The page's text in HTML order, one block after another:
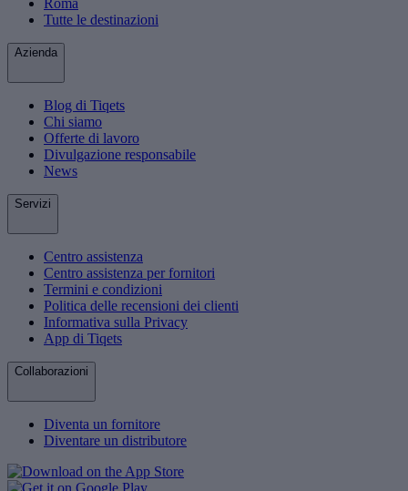
Tutte le destinazioni
Azienda
Blog di Tiqets
Chi siamo
Offerte di lavoro
Divulgazione responsabile
News
Servizi
Centro assistenza
Centro assistenza per fornitori
Termini e condizioni
Politica delle recensioni dei clienti
Informativa sulla Privacy
App di Tiqets
Collaborazioni
Diventa un fornitore
Diventare un distributore